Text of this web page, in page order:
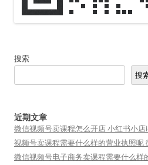
搜索
搜
近期文章
微信视频号卖课程怎么开店 小红书小
视频号卖课程需要什么样的营业执照呢
微信视频号电子商务卖课程需要什么样